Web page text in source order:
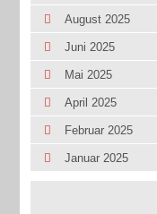
August 2025
Juni 2025
Mai 2025
April 2025
Februar 2025
Januar 2025